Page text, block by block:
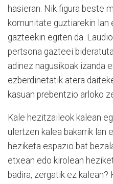
hasieran. Nik figura beste
komunitate guztiarekin lan
gazteekin egiten da.
pertsona gazteei
adinez nagusikoak izanda
ezberdinetatik atera
kasuan prebentzio arloko
Kale hezitzaileok kalean
ulertzen kalea bakarrik lan
heziketa espazio bat
etxean edo kirolean
badira, zergatik ez kalean?